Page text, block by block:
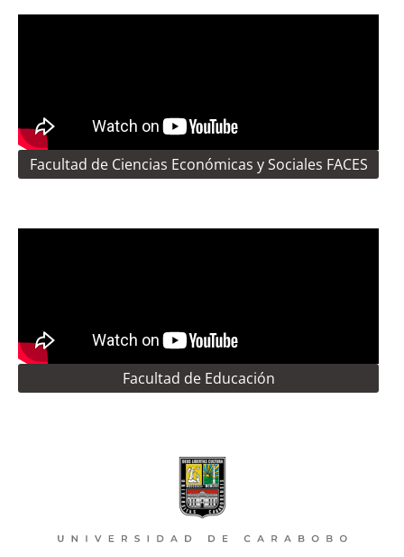
Facultad de Ciencias Económicas y Sociales FACES
Facultad de Educación